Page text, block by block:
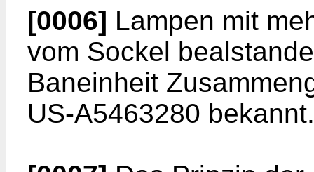
[0006] Lampen mit
vom Sockel
Baneinheit
US-A5463280 bekannt.